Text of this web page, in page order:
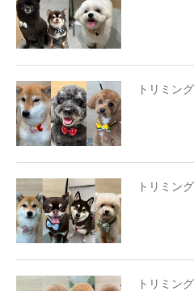
トリミン
トリミン
トリミン